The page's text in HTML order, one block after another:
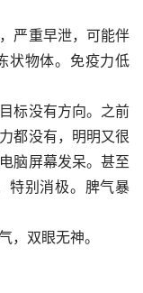
严重早泄，可能伴
状物体。免疫力低
标没有方向。之前
都没有，明明又很
脑屏幕发呆。甚至
特别消极。脾气暴
，双眼无神。